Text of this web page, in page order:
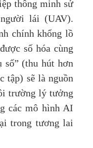
thông minh sử
lái (UAV).
chính khổng lồ
số hóa cùng
số” (thu hút hơn
tập) sẽ là nguồn
trường lý tưởng
các mô hình AI
trong tương lai